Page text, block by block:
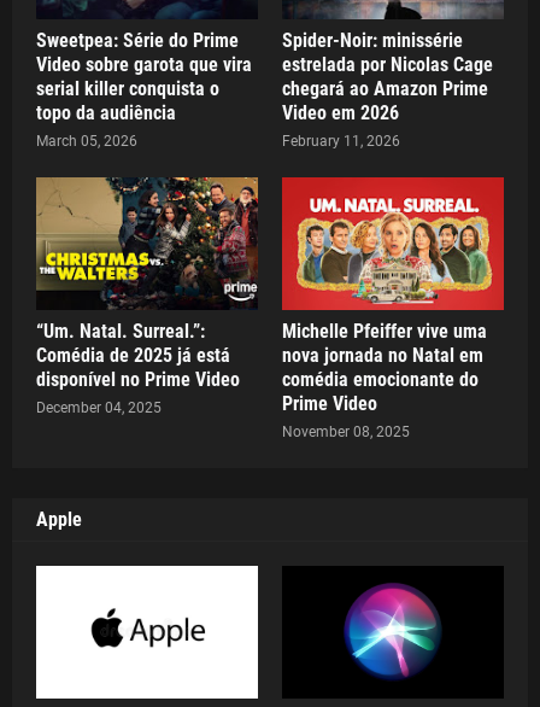
Sweetpea: Série do Prime
Video sobre garota que vira
serial killer conquista o
topo da audiência
March 05, 2026
Spider-Noir: minissérie
estrelada por Nicolas Cage
chegará ao Amazon Prime
Video em 2026
February 11, 2026
“Um. Natal. Surreal.”:
Comédia de 2025 já está
disponível no Prime Video
December 04, 2025
Michelle Pfeiffer vive uma
nova jornada no Natal em
comédia emocionante do
Prime Video
November 08, 2025
Apple